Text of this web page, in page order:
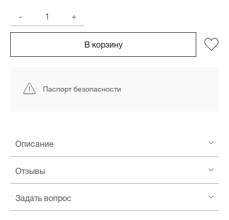
-
+
В корзину
Паспорт безопасности
Описание
Отзывы
Задать вопрос